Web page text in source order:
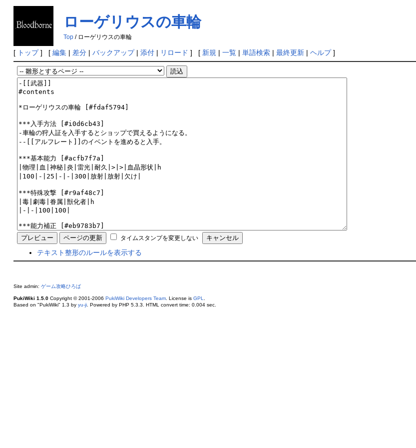
ローゲリウスの車輪の編集
Top/ ローゲリウスの車輪
[ トップ] [ 編集| 差分| バックアップ| 添付| リロード ] [ 新規 | 一覧| 単語検索| 最終更新| ヘルプ]
タイムスタンプを変更しない
テキスト整形のルールを表示する
Site admin: ゲーム攻略ひろば
PukiWiki 1.5.0Copyright © 2001-2006 PukiWiki Developers Team. License is GPL
Based on "PukiWiki" 1.3 by yu-ji. Powered by PHP 5.3.3. HTML convert time: 0.004 sec.